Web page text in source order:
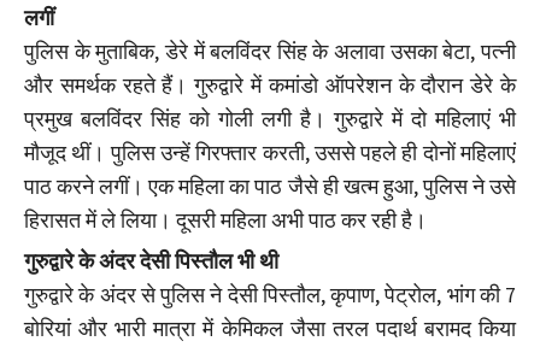
लगीं
पुलिस के मुताबिक, डेरे में बलविंदर सिंह के अलावा उसका बेटा, पत्नी
और समर्थक रहते हैं। गुरुद्वारे में कमांडो ऑपरेशन के दौरान डेरे के
प्रमुख बलविंदर सिंह को गोली लगी है। गुरुद्वारे में दो महिलाएं भी
मौजूद थीं। पुलिस उन्हें गिरफ्तार करती, उससे पहले ही दोनों महिलाएं
पाठ करने लगीं। एक महिला का पाठ जैसे ही खत्म हुआ, पुलिस ने उसे
हिरासत में ले लिया। दूसरी महिला अभी पाठ कर रही है।
गुरुद्वारे के अंदर देसी पिस्तौल भी थी
गुरुद्वारे के अंदर से पुलिस ने देसी पिस्तौल, कृपाण, पेट्रोल, भांग की 7
बोरियां और भारी मात्रा में केमिकल जैसा तरल पदार्थ बरामद किया